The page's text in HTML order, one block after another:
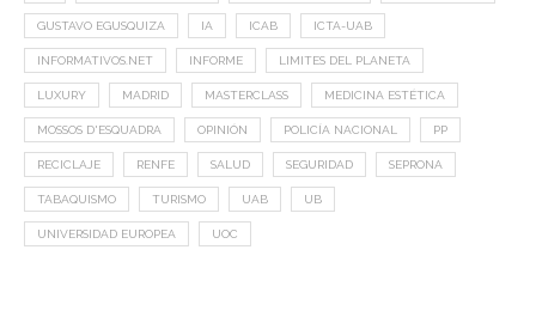
GUSTAVO EGUSQUIZA IA ICAB ICTA-UAB
INFORMATIVOS.NET INFORME LIMITES DEL PLANETA
LUXURY MADRID MASTERCLASS MEDICINA ESTÉTICA
MOSSOS D'ESQUADRA OPINIÓN POLICÍA NACIONAL PP
RECICLAJE RENFE SALUD SEGURIDAD SEPRONA
TABAQUISMO TURISMO UAB UB
UNIVERSIDAD EUROPEA UOC